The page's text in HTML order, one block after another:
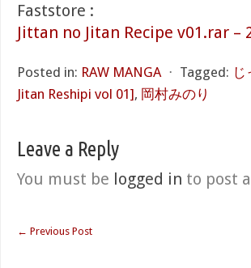
Faststore :
Jittan no Jitan Recipe v01.rar –
Posted in: RAW MANGA ⋅ Tagged:
Jitan Reshipi vol 01], 岡村みのり
Leave a Reply
You must be logged in to post
← Previous Post